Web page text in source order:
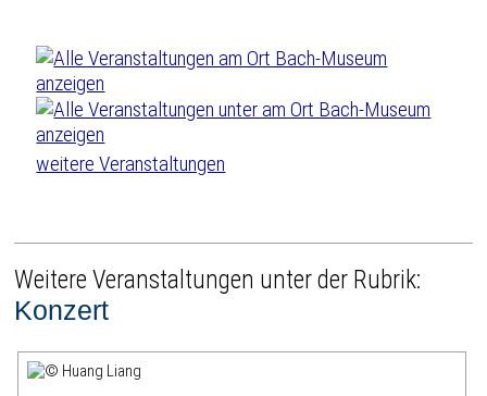
weitere Veranstaltungen
Weitere Veranstaltungen unter der Rubrik:
Konzert